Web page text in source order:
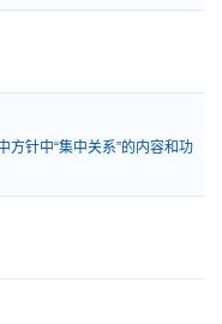
方针中“集中关系”的内容和功